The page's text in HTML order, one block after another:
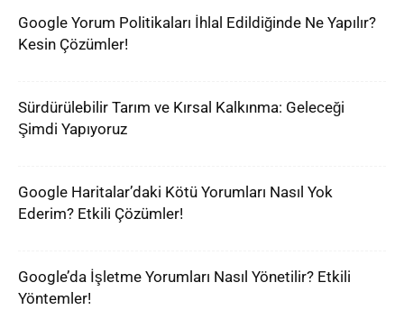
Google Yorum Politikaları İhlal Edildiğinde Ne Yapılır?
Kesin Çözümler!
Sürdürülebilir Tarım ve Kırsal Kalkınma: Geleceği
Şimdi Yapıyoruz
Google Haritalar’daki Kötü Yorumları Nasıl Yok
Ederim? Etkili Çözümler!
Google’da İşletme Yorumları Nasıl Yönetilir? Etkili
Yöntemler!